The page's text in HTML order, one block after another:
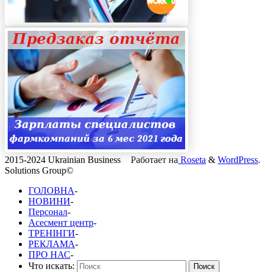
Работает на Roseta & WordPress.
2015-2024 Ukrainian Business
Solutions Group©
ГОЛОВНА-
НОВИНИ-
Персонал-
Асесмент центр-
ТРЕНІНГИ-
РЕКЛАМА-
ПРО НАС-
Что искать:
Поиск